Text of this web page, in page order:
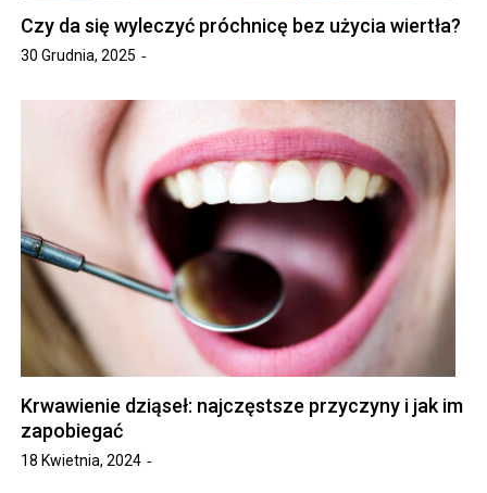
Czy da się wyleczyć próchnicę bez użycia wiertła?
30 Grudnia, 2025
Krwawienie dziąseł: najczęstsze przyczyny i jak im
zapobiegać
18 Kwietnia, 2024